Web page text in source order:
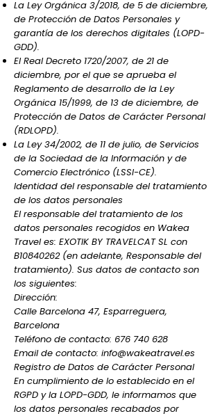
La Ley Orgánica 3/2018, de 5 de diciembre,
de Protección de Datos Personales y
garantía de los derechos digitales (LOPD-
GDD).
El Real Decreto 1720/2007, de 21 de
diciembre, por el que se aprueba el
Reglamento de desarrollo de la Ley
Orgánica 15/1999, de 13 de diciembre, de
Protección de Datos de Carácter Personal
(RDLOPD).
La Ley 34/2002, de 11 de julio, de Servicios
de la Sociedad de la Información y de
Comercio Electrónico (LSSI-CE).
Identidad del responsable del tratamiento
de los datos personales
El responsable del tratamiento de los
datos personales recogidos en Wakea
Travel es: EXOTIK BY TRAVELCAT SL con
B10840262 (en adelante, Responsable del
tratamiento). Sus datos de contacto son
los siguientes:
Dirección:
Calle Barcelona 47, Esparreguera,
Barcelona
Teléfono de contacto: 676 740 628
Email de contacto: info@wakeatravel.es
Registro de Datos de Carácter Personal
En cumplimiento de lo establecido en el
RGPD y la LOPD-GDD, le informamos que
los datos personales recabados por